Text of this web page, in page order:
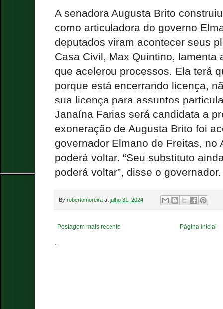
A senadora Augusta Brito
como articuladora do governo
deputados viram acontecer seus
Casa Civil, Max Quintino, lamenta
que acelerou processos. Ela terá
porque está encerrando licença,
sua licença para assuntos
Janaína Farias será candidata a
exoneração de Augusta Brito foi
governador Elmano de Freitas, no
poderá voltar. “Seu substituto
poderá voltar”, disse o
By robertomoreira at julho 31, 2024
Postagem mais recente Página inicial
.